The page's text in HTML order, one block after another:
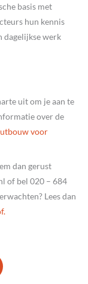
basis met
hun kennis
dagelijkse werk
uit om je aan te
over de
voor
dan gerust
of bel 020 – 684
Lees dan